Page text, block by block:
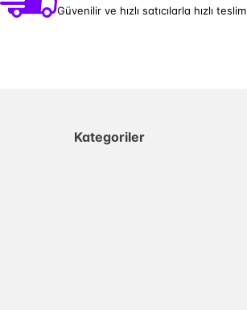
Güvenilir ve hızlı satıcılarla hızlı teslim
Kategoriler